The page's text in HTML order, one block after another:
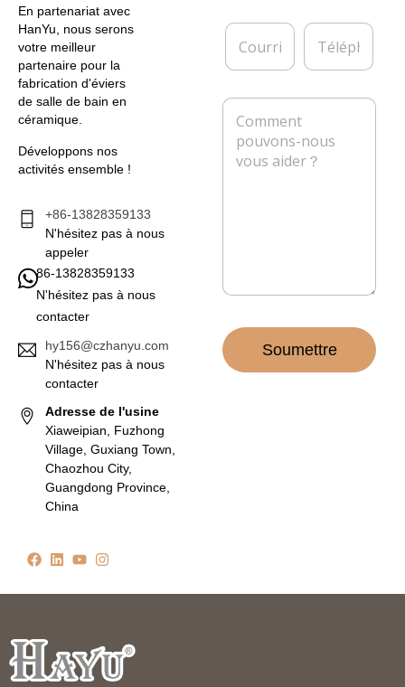
En partenariat avec
HanYu, nous serons
votre meilleur
partenaire pour la
fabrication d'éviers
de salle de bain en
céramique.
Développons nos
activités ensemble !
+86-13828359133
N'hésitez pas à nous
appeler
86-13828359133
N'hésitez pas à nous
contacter
hy156@czhanyu.com
N'hésitez pas à nous
contacter
Adresse de l'usine
Xiaweipian, Fuzhong
Village, Guxiang Town,
Chaozhou City,
Guangdong Province,
China
e
C
u
r
T
l
p
n
e
M
Soumettre